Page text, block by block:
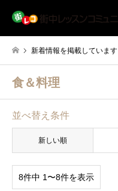
新着情報を掲載しています
食＆料理
並べ替え条件
新しい順
8件中 1〜8件を表示